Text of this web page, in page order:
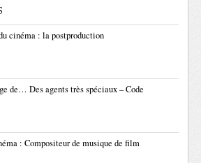
cinéma : la postproduction
de… Des agents très spéciaux – Code
: Compositeur de musique de film